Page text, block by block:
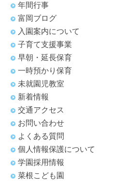
年間行事
富岡ブログ
入園案内について
子育て支援事業
早朝・延長保育
一時預かり保育
未就園児教室
新着情報
交通アクセス
お問い合わせ
よくある質問
個人情報保護について
学園採用情報
菜根こども園